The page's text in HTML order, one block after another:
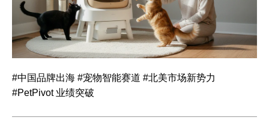
#中国品牌出海 #宠物智能赛道 #北美市场新势力
#PetPivot 业绩突破